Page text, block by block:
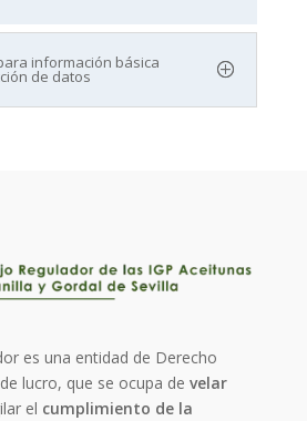
información básica
de datos
es una entidad de Derecho
lucro, que se ocupa develar
el cumplimiento de la